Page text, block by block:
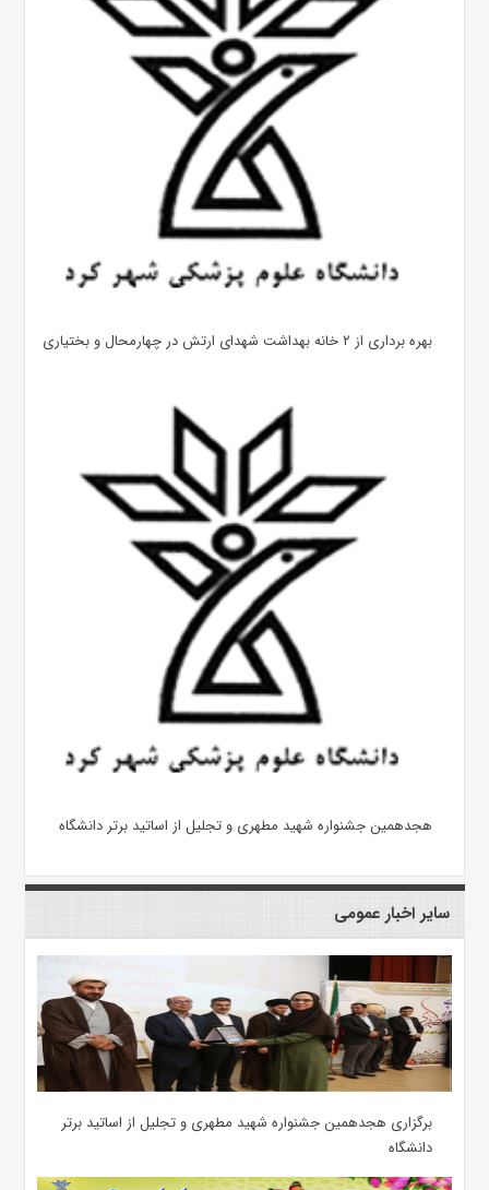
بهره ‌برداری از ۲ خانه بهداشت شهدای ارتش در چهارمحال و بختیاری
هجدهمین جشنواره شهید مطهری و تجلیل از اساتید برتر دانشگاه
سایر اخبار عمومی
برگزاری هجدهمین جشنواره شهید مطهری و تجلیل از اساتید برتر
دانشگاه